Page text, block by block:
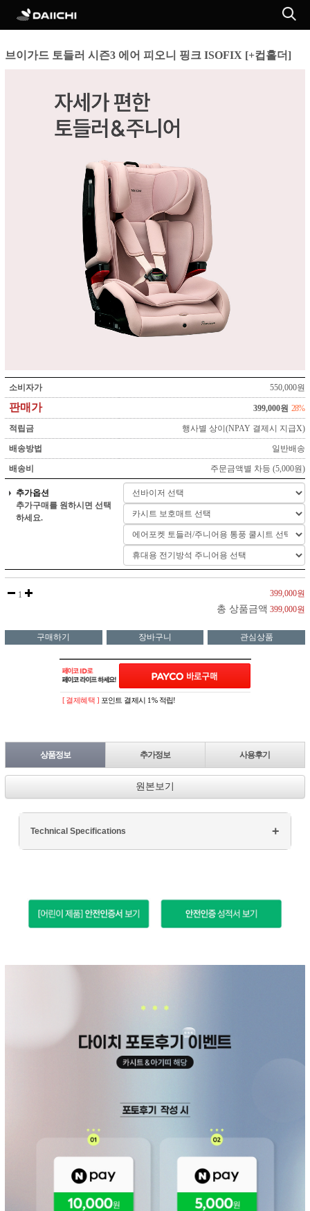
브이가드 토들러 시즌3 에어 피오니 핑크 ISOFIX [+컵홀더]
소비자가 550,000원
판매가 399,000원 28%
적립금 행사별 상이(NPAY 결제시 지급X)
배송방법 일반배송
배송비 주문금액별 차등 (5,000원)
추가옵션
추가구매를 원하시면 선택
하세요.
1 399,000원
총 상품금액 399,000원
구매하기 장바구니 관심상품
[ 결제혜택 ] 포인트 결제시 1% 적립!
상품정보 추가정보 사용후기
원본보기
Technical Specifications
Display: 15.6" FHD
Graphics: NVIDIA GTX 1660Ti